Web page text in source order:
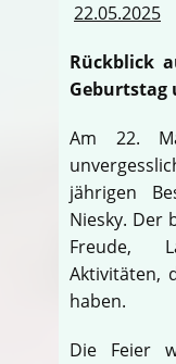
22.05.2025
Rückblick
Geburtstag
Am 22.
jährigen
Niesky. Der
Freude,
Aktivitäten,
haben.
Die Feier